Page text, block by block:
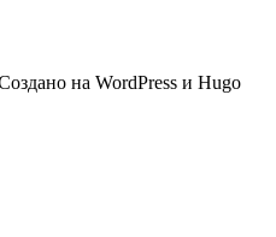
на WordPress и Hugo